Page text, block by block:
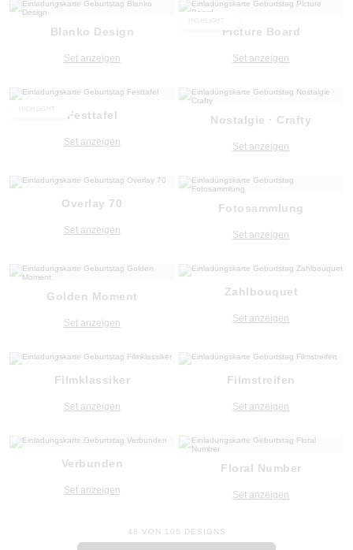
Blanko Design
Set anzeigen
Picture Board
Set anzeigen
Festtafel
Set anzeigen
Nostalgie · Crafty
Set anzeigen
Overlay 70
Set anzeigen
Fotosammlung
Set anzeigen
Golden Moment
Set anzeigen
Zahlbouquet
Set anzeigen
Filmklassiker
Set anzeigen
Filmstreifen
Set anzeigen
Verbunden
Set anzeigen
Floral Number
Set anzeigen
48 VON 105 DESIGNS